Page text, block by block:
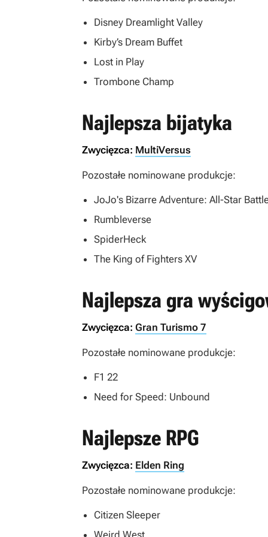
Disney Dreamlight Valley
Kirby’s Dream Buffet
Lost in Play
Trombone Champ
Najlepsza bijatyka
Zwycięzca: MultiVersus
Pozostałe nominowane produkcje:
JoJo's Bizarre Adventure: All-Star
Rumbleverse
SpiderHeck
The King of Fighters XV
Najlepsza gra
Zwycięzca: Gran Turismo 7
Pozostałe nominowane produkcje:
F1 22
Need for Speed: Unbound
Najlepsze RPG
Zwycięzca: Elden Ring
Pozostałe nominowane produkcje:
Citizen Sleeper